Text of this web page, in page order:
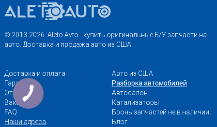
© 2013-2026. Aleto Avto - купить оригинальные Б/У запчасти на
авто. Доставка и продажа авто из США
Доставка и оплата
Гарантии
Отзывы
Вакансии
FAQ
Наши адреса
Авто из США
Разборка автомобилей
Автосалон
Катализаторы
Бронь запчастей не в наличии
Блог